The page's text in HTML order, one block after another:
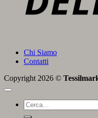
Chi Siamo
Contatti
Copyright 2026 ©
Cerca: